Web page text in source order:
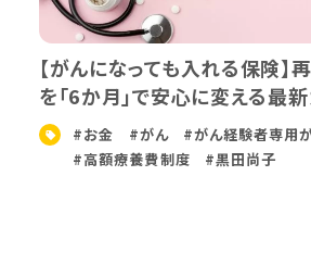
【がんになっても入れる保険】
を「6か月」で安心に変える最
#お金 #がん #がん経験者専用
#高額療養費制度
#黒田尚子